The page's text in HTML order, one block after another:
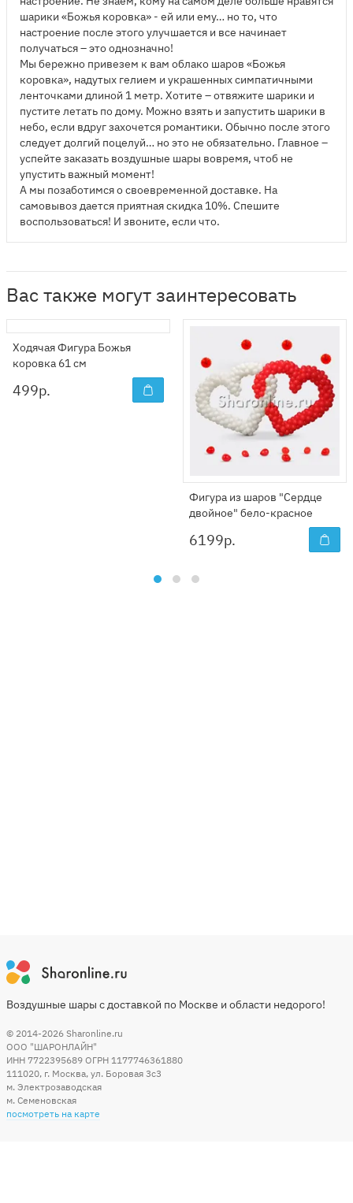
шарики «Божья коровка» - ей или ему… но то, что
настроение после этого улучшается и все начинает
получаться – это однозначно!
Мы бережно привезем к вам облако шаров «Божья
коровка», надутых гелием и украшенных симпатичными
ленточками длиной 1 метр. Хотите – отвяжите шарики и
пустите летать по дому. Можно взять и запустить шарики в
небо, если вдруг захочется романтики. Обычно после этого
следует долгий поцелуй… но это не обязательно. Главное –
успейте заказать воздушные шары вовремя, чтоб не
упустить важный момент!
А мы позаботимся о своевременной доставке. На
самовывоз дается приятная скидка 10%. Спешите
воспользоваться! И звоните, если что.
Вас также могут заинтересовать
Ходячая Фигура Божья
коровка 61 см
499р.
Фигура из шаров "Сердце
двойное" бело-красное
6199р.
Воздушные шары с доставкой по Москве и области недорого!
© 2014-2026 Sharonline.ru
ООО "ШАРОНЛАЙН"
ИНН 7722395689 ОГРН 1177746361880
111020, г. Москва, ул. Боровая 3c3
м. Электрозаводская
м. Семеновская
посмотреть на карте